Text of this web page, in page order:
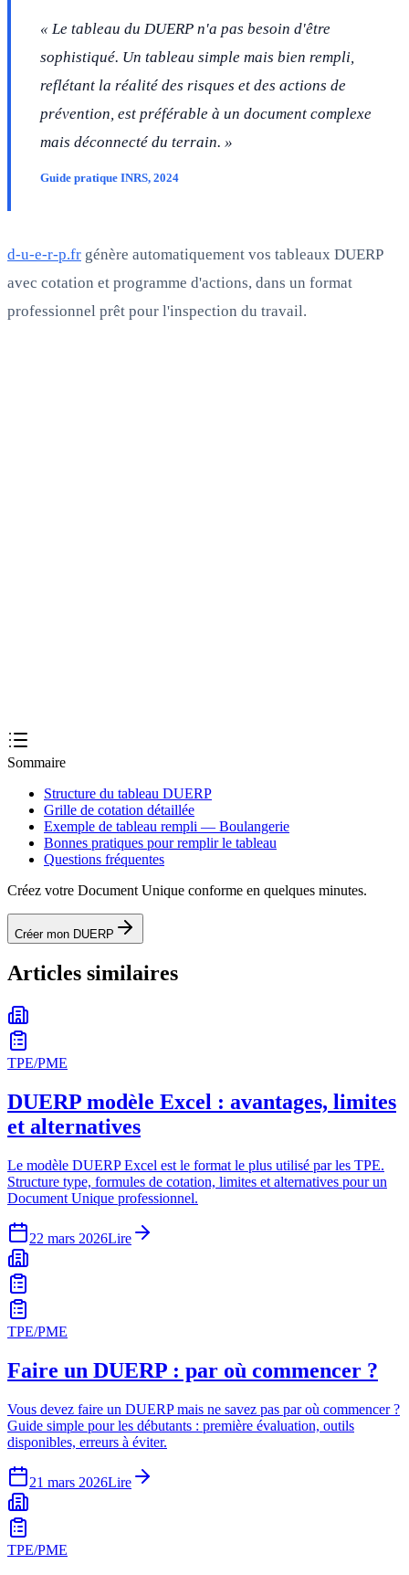
« Le tableau du DUERP n'a pas besoin d'être
sophistiqué. Un tableau simple mais bien rempli,
reflétant la réalité des risques et des actions de
prévention, est préférable à un document complexe
mais déconnecté du terrain. »
Guide pratique INRS, 2024
d-u-e-r-p.fr génère automatiquement vos tableaux DUERP
avec cotation et programme d'actions, dans un format
professionnel prêt pour l'inspection du travail.
Sommaire
Structure du tableau DUERP
Grille de cotation détaillée
Exemple de tableau rempli — Boulangerie
Bonnes pratiques pour remplir le tableau
Questions fréquentes
Créez votre Document Unique conforme en quelques minutes.
Créer mon DUERP
Articles similaires
TPE/PME
DUERP modèle Excel : avantages, limites
et alternatives
Le modèle DUERP Excel est le format le plus utilisé par les TPE.
Structure type, formules de cotation, limites et alternatives pour un
Document Unique professionnel.
22 mars 2026Lire
TPE/PME
Faire un DUERP : par où commencer ?
Vous devez faire un DUERP mais ne savez pas par où commencer ?
Guide simple pour les débutants : première évaluation, outils
disponibles, erreurs à éviter.
21 mars 2026Lire
TPE/PME